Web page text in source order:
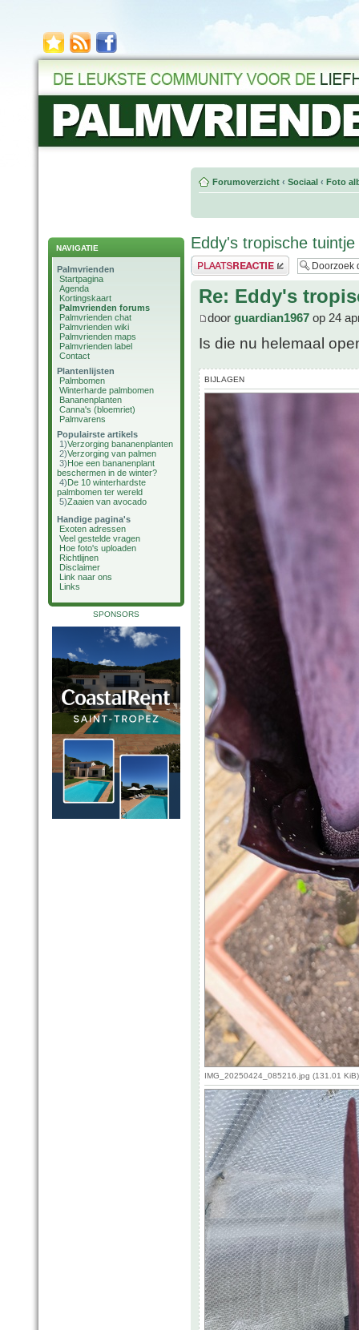
NAVIGATIE
Palmvrienden
Startpagina
Agenda
Kortingskaart
Palmvrienden forums
Palmvrienden chat
Palmvrienden wiki
Palmvrienden maps
Palmvrienden label
Contact
Plantenlijsten
Palmbomen
Winterharde palmbomen
Bananenplanten
Canna's (bloemriet)
Palmvarens
Populairste artikels
1)Verzorging bananenplanten
2)Verzorging van palmen
3)Hoe een bananenplant
beschermen in de winter?
4)De 10 winterhardste
palmbomen ter wereld
5)Zaaien van avocado
Handige pagina's
Exoten adressen
Veel gestelde vragen
Hoe foto's uploaden
Richtlijnen
Disclaimer
Link naar ons
Links
SPONSORS
Forumoverzicht ‹ Sociaal ‹ Foto
Eddy's tropische
Plaats een reactie
Re: Eddy's
door guardian1967 op 24
Is die nu helemaal
BIJLAGEN
IMG_20250424_085216.jpg (131.01